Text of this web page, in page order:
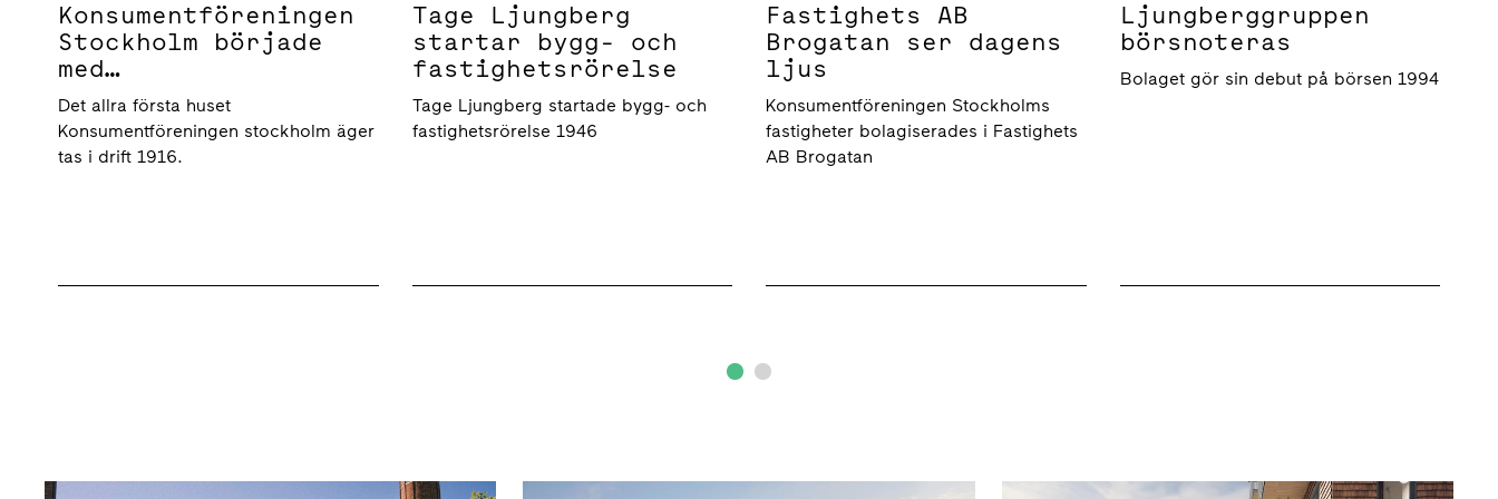
Konsumentföreningen
Stockholm började
med
fastighetsverksamhet
Det allra första huset
Konsumentföreningen stockholm äger
tas i drift 1916.
Tage Ljungberg
startar bygg- och
fastighetsrörelse
Tage Ljungberg startade bygg- och
fastighetsrörelse 1946
Fastighets AB
Brogatan ser dagens
ljus
Konsumentföreningen Stockholms
fastigheter bolagiserades i Fastighets
AB Brogatan
Ljungberggruppen
börsnoteras
Bolaget gör sin debut på börsen 1994
Affärsidé och affärsmodell Vision och värderingar